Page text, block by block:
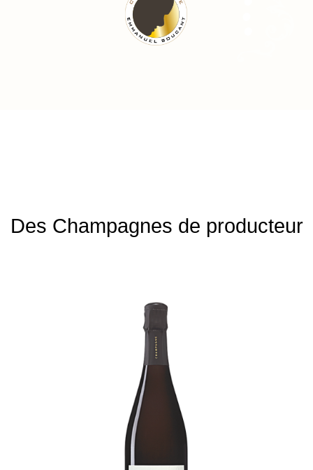
Des Champagnes de producteur